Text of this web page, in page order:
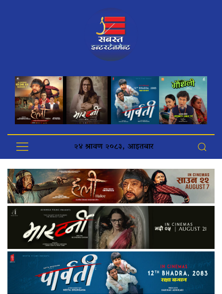
२४ श्रावण २०८३, आइतबार